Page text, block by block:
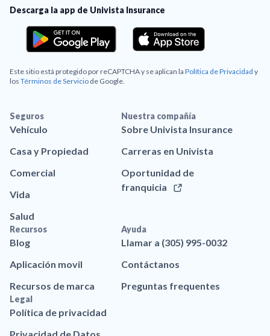
Descarga la app de Univista Insurance
Este sitio está protegido por reCAPTCHA y se aplican la Política de Privacidad y
los Términos de Servicio de Google.
Seguros
Vehículo
Casa y Propiedad
Comercial
Vida
Salud
Nuestra compañía
Sobre Univista Insurance
Carreras en Univista
Oportunidad de
franquicia
Recursos
Blog
Aplicación movil
Recursos de marca
Ayuda
Llamar a (305) 995-0032
Contáctanos
Preguntas frequentes
Legal
Política de privacidad